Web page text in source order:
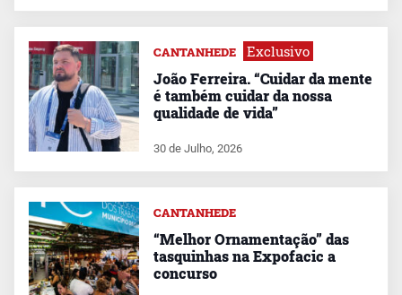
CANTANHEDE Exclusivo
João Ferreira. “Cuidar da mente
é também cuidar da nossa
qualidade de vida”
30 de Julho, 2026
CANTANHEDE
“Melhor Ornamentação” das
tasquinhas na Expofacic a
concurso